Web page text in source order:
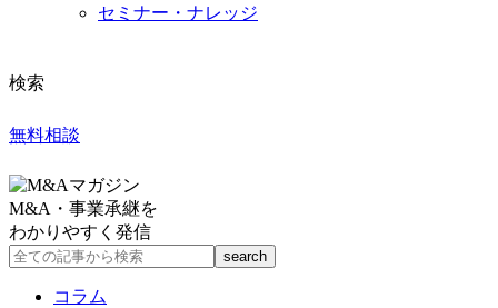
セミナー・ナレッジ
検索
無料相談
M&A・事業承継を
わかりやすく発信
コラム